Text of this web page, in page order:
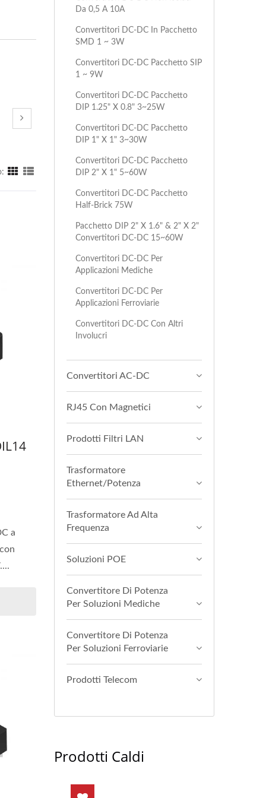
a
Da 0,5 A 10A
Convertitori DC-DC In Pacchetto
SMD 1 ~ 3W
Convertitori DC-DC Pacchetto SIP
1 ~ 9W
Convertitori DC-DC Pacchetto
DIP 1.25" X 0.8" 3~25W
Convertitori DC-DC Pacchetto
DIP 1" X 1" 3~30W
Convertitori DC-DC Pacchetto
DIP 2" X 1" 5~60W
Convertitori DC-DC Pacchetto
Half-Brick 75W
Pacchetto DIP 2" X 1.6" & 2" X 2"
Convertitori DC-DC 15~60W
Convertitori DC-DC Per
Applicazioni Mediche
Convertitori DC-DC Per
Applicazioni Ferroviarie
Convertitori DC-DC Con Altri
Involucri
Convertitori AC-DC
RJ45 Con Magnetici
Prodotti Filtri LAN
Trasformatore
Ethernet/Potenza
Trasformatore Ad Alta
Frequenza
Soluzioni POE
Convertitore Di Potenza
Per Soluzioni Mediche
Convertitore Di Potenza
Per Soluzioni Ferroviarie
Prodotti Telecom
Prodotti Caldi